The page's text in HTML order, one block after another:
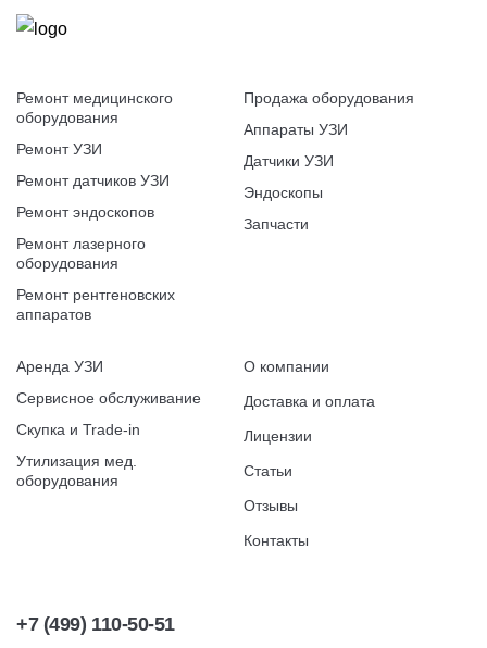
Ремонт медицинского
оборудования
Ремонт УЗИ
Ремонт датчиков УЗИ
Ремонт эндоскопов
Ремонт лазерного
оборудования
Ремонт рентгеновских
аппаратов
Продажа оборудования
Аппараты УЗИ
Датчики УЗИ
Эндоскопы
Запчасти
Аренда УЗИ
Сервисное обслуживание
Скупка и Trade-in
Утилизация мед.
оборудования
О компании
Доставка и оплата
Лицензии
Статьи
Отзывы
Контакты
+7 (499) 110-50-51